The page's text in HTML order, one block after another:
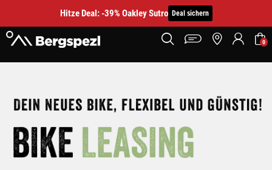
Hitze Deal: -39% Oakley Sutro Deal sichern
0